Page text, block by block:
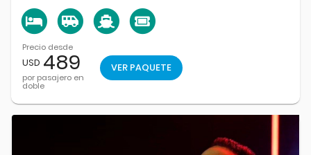
Precio desde
USD 489
por pasajero en
doble
VER PAQUETE